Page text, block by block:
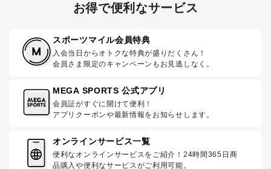
お得で便利なサービス
スポーツマイル会員特典
入会当日からオトクな特典が盛りだくさん！
会員さま限定のキャンペーンもお見逃しなく。
MEGA SPORTS 公式アプリ
会員証がすぐに開けて便利！
アプリクーポンや最新情報をお知らせします。
オンラインサービス一覧
便利なオンラインサービスをご紹介！24時間365日商
品購入や便利なサービスがご利用可能。